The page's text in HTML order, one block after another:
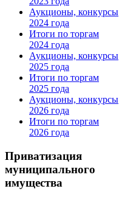
Аукционы, конкурсы
2024 года
Итоги по торгам
2024 года
Аукционы, конкурсы
2025 года
Итоги по торгам
2025 года
Аукционы, конкурсы
2026 года
Итоги по торгам
2026 года
Приватизация
муниципального
имущества